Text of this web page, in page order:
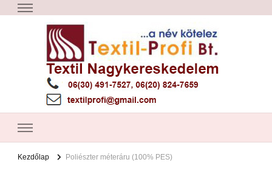
Textil Győr
Textil nagykereskedelem – Győr
Kezdőlap Poliészter méteráru (100% PES)